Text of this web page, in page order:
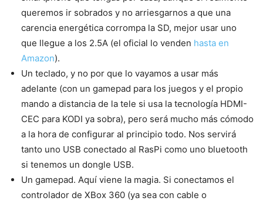
queremos ir sobrados y no arriesgarnos a que una
carencia energética corrompa la SD, mejor usar uno
que llegue a los 2.5A (el oficial lo venden hasta en
Amazon).
Un teclado, y no por que lo vayamos a usar más
adelante (con un gamepad para los juegos y el propio
mando a distancia de la tele si usa la tecnología HDMI-
CEC para KODI ya sobra), pero será mucho más cómodo
a la hora de configurar al principio todo. Nos servirá
tanto uno USB conectado al RasPi como uno bluetooth
si tenemos un dongle USB.
Un gamepad. Aquí viene la magia. Si conectamos el
controlador de XBox 360 (ya sea con cable o